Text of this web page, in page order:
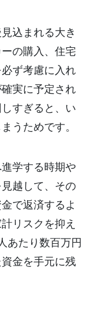
込まれる大き
の購入、住宅
ず考慮に入れ
実に予定され
すぎると、い
うためです。
学する時期や
越して、その
で返済するよ
リスクを抑え
あたり数百万円
金を手元に残